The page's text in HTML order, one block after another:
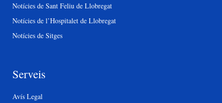
Notícies de Sant Feliu de Llobregat
Notícies de l’Hospitalet de Llobregat
Notícies de Sitges
Serveis
Avís Legal